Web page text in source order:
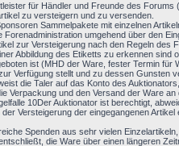
für Händler und Freunde des
zu versteigern und zu versenden.
Sammelpakete mit einzelnen
Forenadministration umgehend über den
zur Versteigerung nach den Regeln
Abbildung des Etiketts zu erkennen
ist (MHD der Ware, fester Termin
Verfügung stellt und zu dessen Gunsten
die Taler auf das Konto des
Verpackung und den Versand der Ware
10Der Auktionator ist berechtigt,
Versteigerung der eingegangenen
Spenden aus sehr vielen
die Ware über einen längeren